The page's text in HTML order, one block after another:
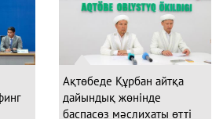
Ақтөбеде Құрбан айтқа
дайындық жөнінде
баспасөз мәслихаты өтті